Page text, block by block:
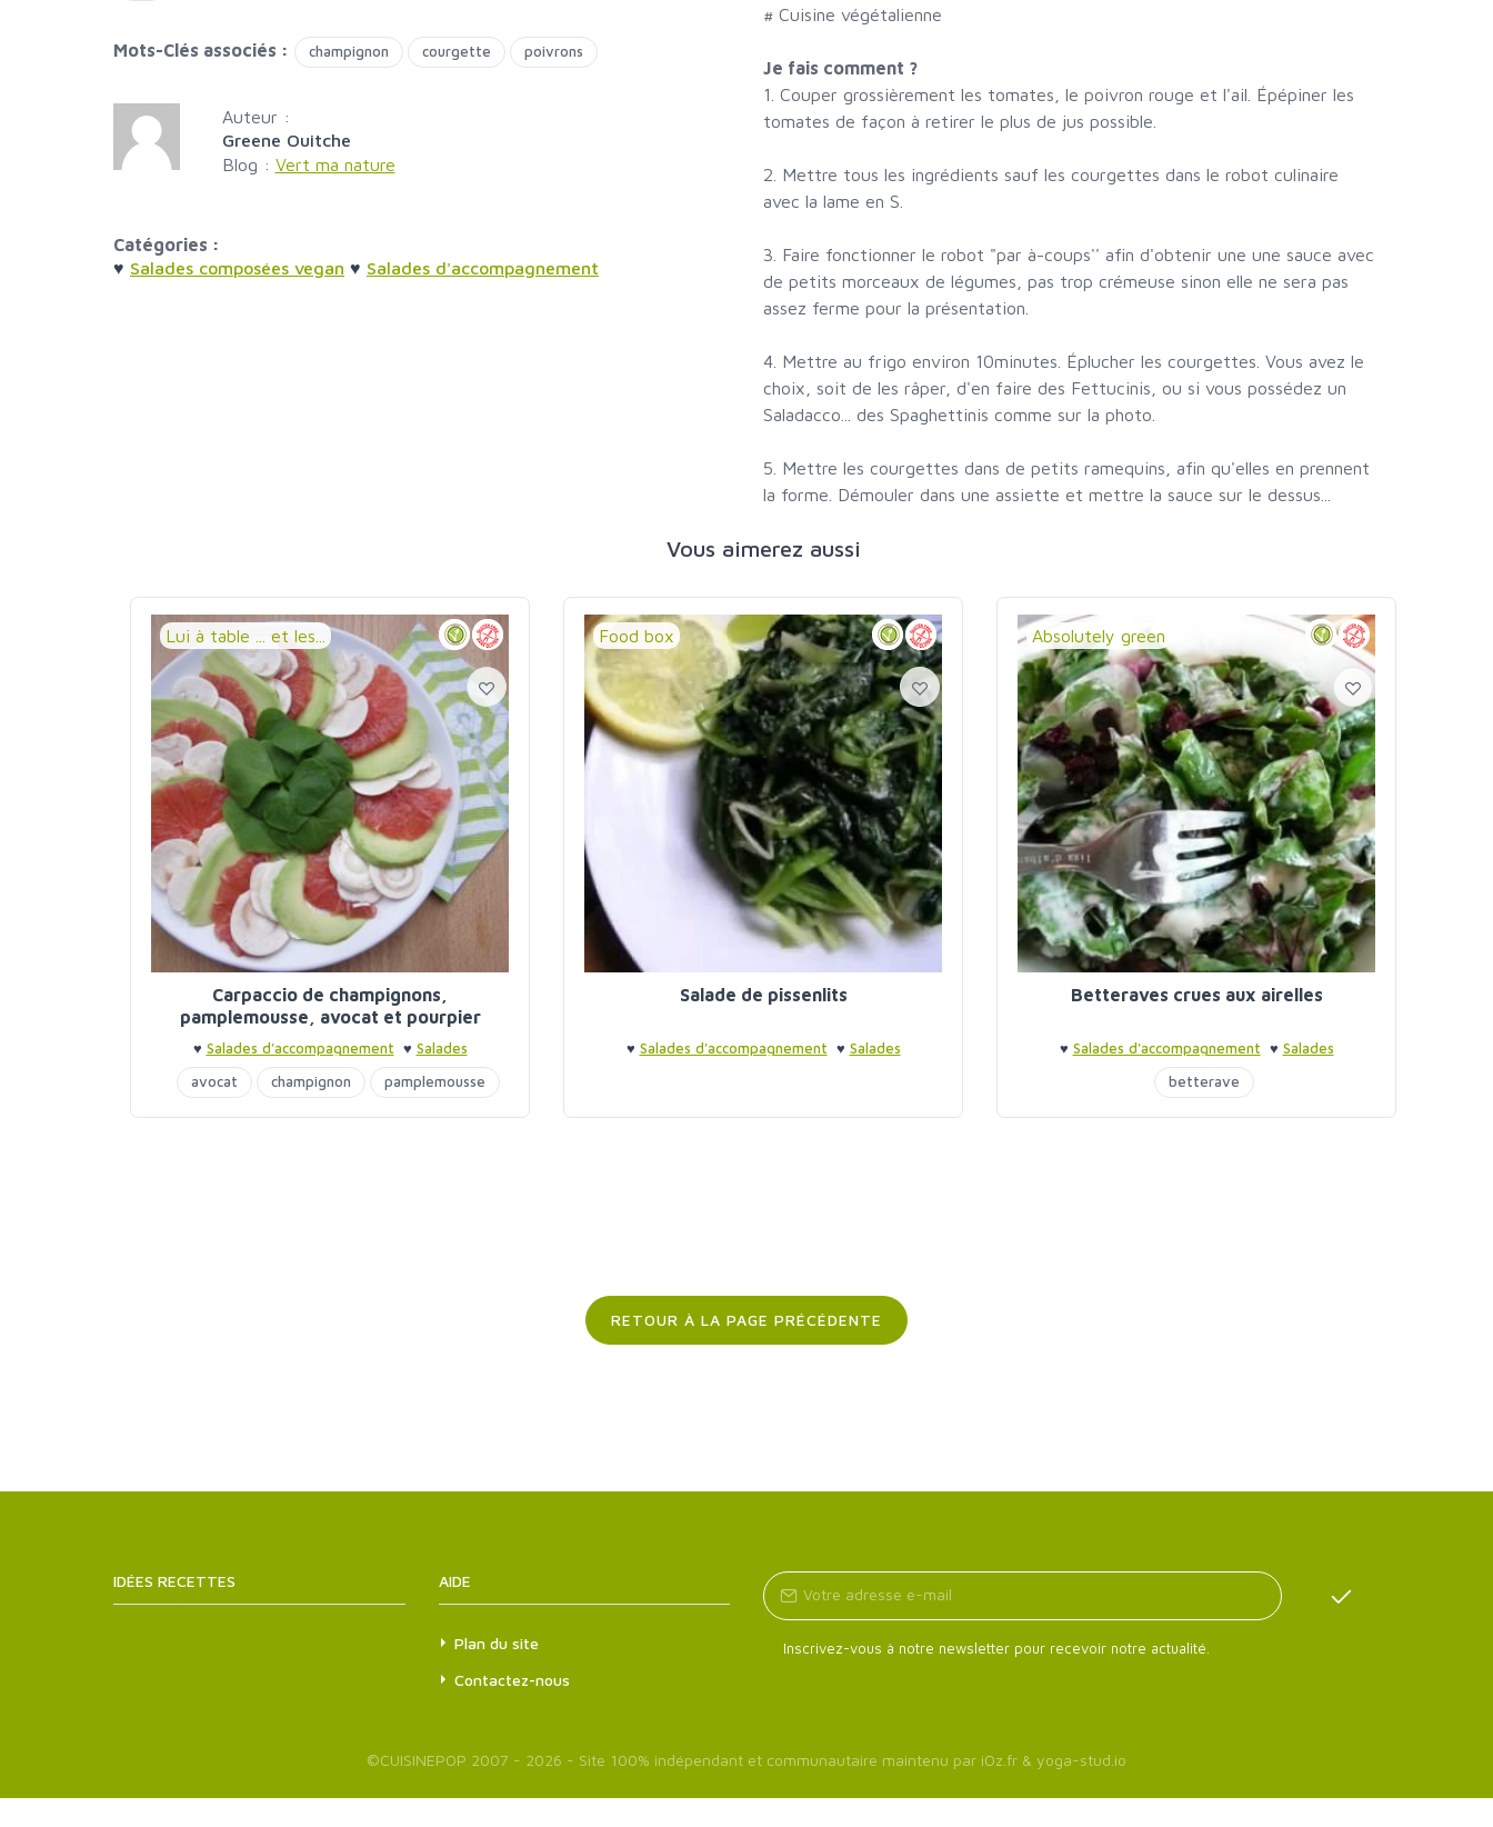
Mots-Clés associés : champignon courgette poivrons
Auteur :
Greene Ouitche
Blog : Vert ma nature
Catégories :
♥ Salades composées vegan ♥ Salades d'accompagnement
# Cuisine végétalienne
Je fais comment ?
1. Couper grossièrement les tomates, le poivron rouge et l'ail. Épépiner les
tomates de façon à retirer le plus de jus possible.
2. Mettre tous les ingrédients sauf les courgettes dans le robot culinaire
avec la lame en S.
3. Faire fonctionner le robot "par à-coups'' afin d'obtenir une une sauce avec
de petits morceaux de légumes, pas trop crémeuse sinon elle ne sera pas
assez ferme pour la présentation.
4. Mettre au frigo environ 10minutes. Éplucher les courgettes. Vous avez le
choix, soit de les râper, d'en faire des Fettucinis, ou si vous possédez un
Saladacco... des Spaghettinis comme sur la photo.
5. Mettre les courgettes dans de petits ramequins, afin qu'elles en prennent
la forme. Démouler dans une assiette et mettre la sauce sur le dessus...
Vous aimerez aussi
Lui à table ... et les...
Carpaccio de champignons,
pamplemousse, avocat et pourpier
♥ Salades d'accompagnement ♥ Salades
d'accompagnement
avocat champignon pamplemousse
Food box
Salade de pissenlits
♥ Salades d'accompagnement ♥ Salades
Absolutely green
Betteraves crues aux airelles
♥ Salades d'accompagnement ♥ Salades
d'accompagnement
betterave
RETOUR À LA PAGE PRÉCÉDENTE
IDÉES RECETTES AIDE
Plan du site
Contactez-nous
Inscrivez-vous à notre newsletter pour recevoir notre actualité.
©CUISINEPOP 2007 - 2026 - Site 100% indépendant et communautaire maintenu par iOz.fr & yoga-stud.io